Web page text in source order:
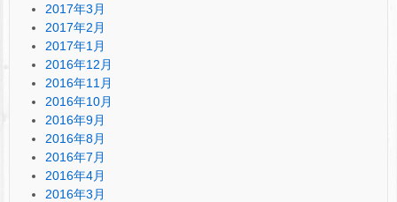
2017年3月
2017年2月
2017年1月
2016年12月
2016年11月
2016年10月
2016年9月
2016年8月
2016年7月
2016年4月
2016年3月